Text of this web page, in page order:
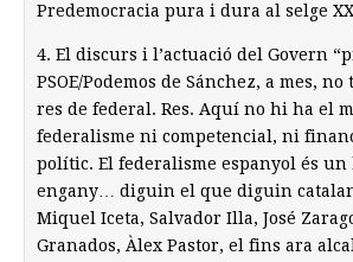
Predemocracia pura i dura al selge
4. El discurs i l’actuació del Govern
PSOE/Podemos de Sánchez, a mes,
res de federal. Res. Aquí no hi ha el
federalisme ni competencial, ni
polític. El federalisme espanyol és
engany… diguin el que diguin
Miquel Iceta, Salvador Illa, José
Granados, Àlex Pastor, el fins ara